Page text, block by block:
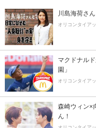
川島海荷さ
オリコンタイア
マクドナル
園」
オリコンタイア
森崎ウィン×
ん！